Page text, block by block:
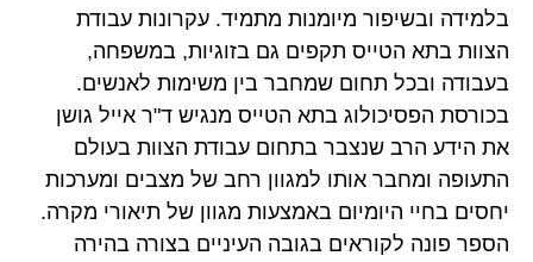
בלמידה ובשיפור מיומנות מתמיד. עקרונות עבודת
הצוות בתא הטייס תקפים גם בזוגיות, במשפחה,
בעבודה ובכל תחום שמחבר בין משימות לאנשים.
בכורסת הפסיכולוג בתא הטייס מנגיש ד"ר אייל גושן
את הידע הרב שנצבר בתחום עבודת הצוות בעולם
התעופה ומחבר אותו למגוון רחב של מצבים ומערכות
יחסים בחיי היומיום באמצעות מגוון של תיאורי מקרה.
הספר פונה לקוראים בגובה העיניים בצורה בהירה